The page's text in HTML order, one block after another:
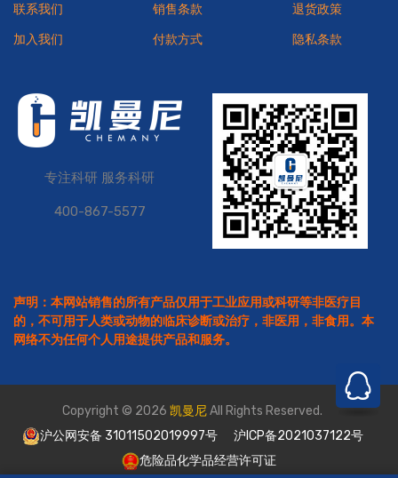
联系我们
加入我们
销售条款
付款方式
退货政策
隐私条款
专注科研 服务科研
400-867-5577
声明：本网站销售的所有产品仅用于工业应用或科研等非医疗目
的，不可用于人类或动物的临床诊断或治疗，非医用，非食用。本
网络不为任何个人用途提供产品和服务。
Copyright © 2026 凯曼尼All Rights Reserved.
沪公网安备 31011502019997号
沪ICP备2021037122号
危险品化学品经营许可证